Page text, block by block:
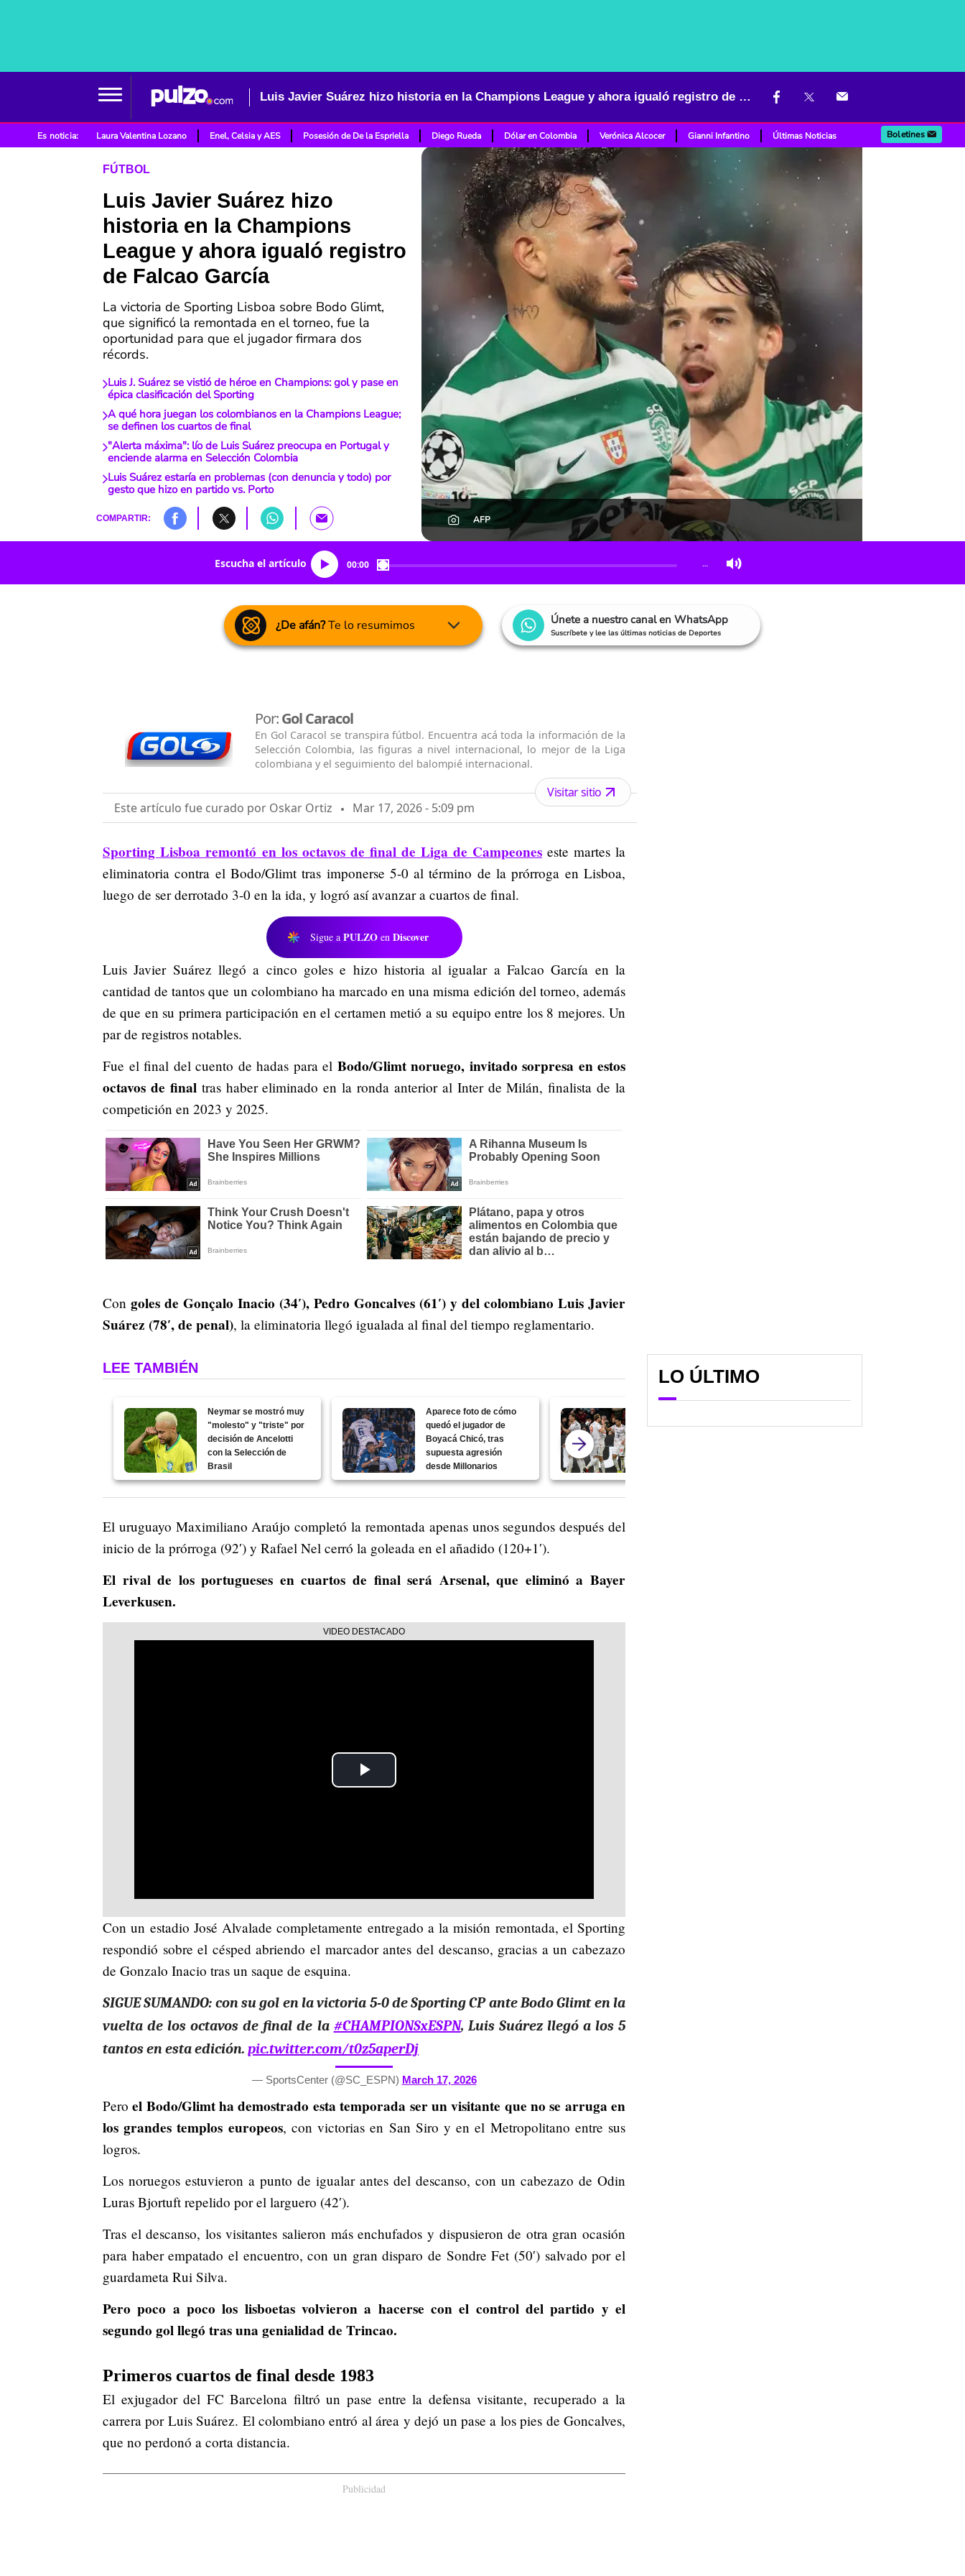
Luis Javier Suárez hizo historia en la Champions League y ahora igualó registro de Falcao García
Es noticia: Laura Valentina Lozano Enel, Celsia y AES Posesión de De la Espriella Diego Rueda Dólar en Colombia Verónica Alcocer Gianni Infantino Últimas Noticias Boletines
FÚTBOL
Luis Javier Suárez hizo
historia en la Champions
League y ahora igualó registro
de Falcao García
La victoria de Sporting Lisboa sobre Bodo Glimt,
que significó la remontada en el torneo, fue la
oportunidad para que el jugador firmara dos
récords.
Luis J. Suárez se vistió de héroe en Champions: gol y pase en
épica clasificación del Sporting
A qué hora juegan los colombianos en la Champions League;
se definen los cuartos de final
"Alerta máxima": lío de Luis Suárez preocupa en Portugal y
enciende alarma en Selección Colombia
Luis Suárez estaría en problemas (con denuncia y todo) por
gesto que hizo en partido vs. Porto
COMPARTIR: AFP
Escucha el artículo 00:00 …
¿De afán?Te lo resumimos Únete a nuestro canal en WhatsApp
Suscríbete y lee las últimas noticias de Deportes
Por:Gol Caracol
En Gol Caracol se transpira fútbol. Encuentra acá toda la información de la
Selección Colombia, las figuras a nivel internacional, lo mejor de la Liga
colombiana y el seguimiento del balompié internacional.
Este artículo fue curado por Oskar Ortiz Mar 17, 2026 - 5:09 pm
Visitar sitio
Sporting Lisboa remontó en los octavos de final de Liga de Campeones este martes la
eliminatoria contra el Bodo/Glimt tras imponerse 5-0 al término de la prórroga en Lisboa,
luego de ser derrotado 3-0 en la ida, y logró así avanzar a cuartos de final.
Sigue a PULZO en Discover
Luis Javier Suárez llegó a cinco goles e hizo historia al igualar a Falcao García en la
cantidad de tantos que un colombiano ha marcado en una misma edición del torneo, además
de que en su primera participación en el certamen metió a su equipo entre los 8 mejores. Un
par de registros notables.
Fue el final del cuento de hadas para el Bodo/Glimt noruego, invitado sorpresa en estos
octavos de final tras haber eliminado en la ronda anterior al Inter de Milán, finalista de la
competición en 2023 y 2025.
Con goles de Gonçalo Inacio (34′), Pedro Goncalves (61′) y del colombiano Luis Javier
Suárez (78′, de penal), la eliminatoria llegó igualada al final del tiempo reglamentario.
LEE TAMBIÉN
Neymar se mostró muy
"molesto" y "triste" por
decisión de Ancelotti
con la Selección de
Brasil
Aparece foto de cómo
quedó el jugador de
Boyacá Chicó, tras
supuesta agresión
desde Millonarios
Bayern de Luis Díaz lo
elogió a James, pese a
El uruguayo Maximiliano Araújo completó la remontada apenas unos segundos después del
inicio de la prórroga (92′) y Rafael Nel cerró la goleada en el añadido (120+1′).
El rival de los portugueses en cuartos de final será Arsenal, que eliminó a Bayer
Leverkusen.
Play
Con un estadio José Alvalade completamente entregado a la misión remontada, el Sporting
respondió sobre el césped abriendo el marcador antes del descanso, gracias a un cabezazo
de Gonzalo Inacio tras un saque de esquina.
SIGUE SUMANDO: con su gol en la victoria 5-0 de Sporting CP ante Bodo Glimt en la
vuelta de los octavos de final de la #CHAMPIONSxESPN, Luis Suárez llegó a los 5
tantos en esta edición. pic.twitter.com/t0z5aperDj
— SportsCenter (@SC_ESPN) March 17, 2026
Peroel Bodo/Glimt ha demostrado esta temporada ser un visitante que no se arruga en
los grandes templos europeos, con victorias en San Siro y en el Metropolitano entre sus
logros.
Los noruegos estuvieron a punto de igualar antes del descanso, con un cabezazo de Odin
Luras Bjortuft repelido por el larguero (42′).
Tras el descanso, los visitantes salieron más enchufados y dispusieron de otra gran ocasión
para haber empatado el encuentro, con un gran disparo de Sondre Fet (50′) salvado por el
guardameta Rui Silva.
Pero poco a poco los lisboetas volvieron a hacerse con el control del partido y el
segundo gol llegó tras una genialidad de Trincao.
Primeros cuartos de final desde 1983
El exjugador del FC Barcelona filtró un pase entre la defensa visitante, recuperado a la
carrera por Luis Suárez. El colombiano entró al área y dejó un pase a los pies de Goncalves,
que no perdonó a corta distancia.
Publicidad
LO ÚLTIMO